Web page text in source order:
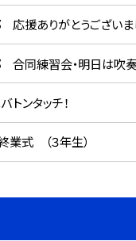
援ありがとうございま
同練習会・明日は吹
ンタッチ！
式 （３年生）